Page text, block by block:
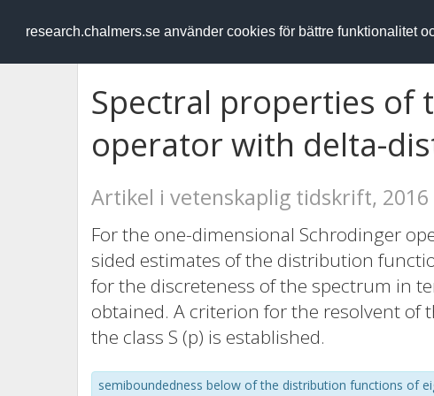
research.chalmers.se använder cookies för bättre funktionalitet
RESEARCH.chalmers.se
Spectral properties of
operator with delta-
Artikel i vetenskaplig tidskrift, 2016
For the one-dimensional Schrodinger
sided estimates of the distribution
for the discreteness of the spectrum in
obtained. A criterion for the resolvent of
the class S (p) is established.
semiboundedness below of the distribution functions of